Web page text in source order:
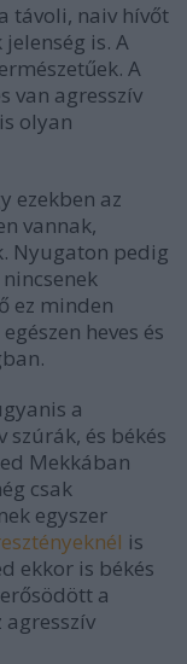
távoli, naiv hívőt
is. A
A
van agresszív
olyan
ezekben az
vannak,
Nyugaton pedig
ez minden
heves és
a
szúrák, és békés
Mekkában
csak
egyszer
is
ekkor is békés
a